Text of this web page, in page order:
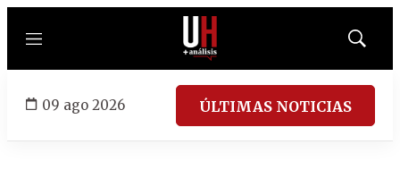
Menú
Mostrar
09 ago 2026 ÚLTIMAS NOTICIAS